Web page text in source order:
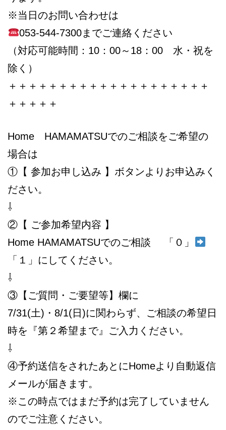
※当日のお問い合わせは
053-544-7300までご連絡ください
（対応可能時間：10：00～18：00 水・祝を
除く）
＋＋＋＋＋＋＋＋＋＋＋＋＋＋＋＋＋＋＋＋
＋＋＋＋＋
Home HAMAMATSUでのご相談をご希望の
場合は
①【 参加お申し込み 】ボタンよりお申込みく
ださい。
⇩
②【 ご参加希望内容 】
Home HAMAMATSUでのご相談 「０」
「１」にしてください。
⇩
③【ご質問・ご要望等】欄に
7/31(土)・8/1(日)に関わらず、ご相談の希望日
時を『第２希望まで』ご入力ください。
⇩
④予約送信をされたあとにHomeより自動返信
メールが届きます。
※この時点ではまだ予約は完了していません
のでご注意ください。